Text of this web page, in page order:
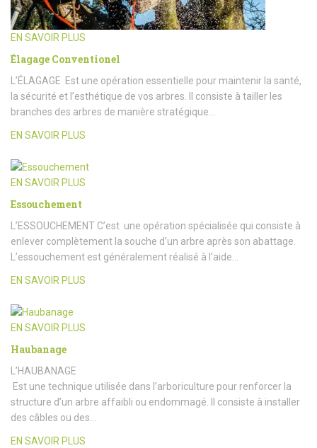
EN SAVOIR PLUS
Élagage Conventionel
L’ÉLAGAGE Est une opération essentielle pour maintenir la santé,
la sécurité et l’esthétique de vos arbres. Il consiste à tailler les
branches des arbres de manière stratégique…
EN SAVOIR PLUS
EN SAVOIR PLUS
Essouchement
L’ESSOUCHEMENT C’est une opération spécialisée qui consiste à
enlever complètement la souche d’un arbre après son abattage.
L’essouchement est généralement réalisé à l’aide…
EN SAVOIR PLUS
EN SAVOIR PLUS
Haubanage
L’HAUBANAGE
Est une technique utilisée dans l’arboriculture pour renforcer la
structure d’un arbre affaibli ou endommagé. Il consiste à installer
des câbles ou des…
EN SAVOIR PLUS